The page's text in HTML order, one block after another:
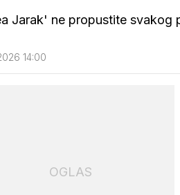
Jarak' ne propustite svakog
14:00
OGLAS